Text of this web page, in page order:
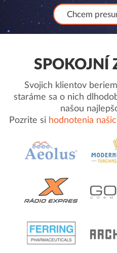
Chcem
SPOKOJNÍ
Svojich klientov
staráme sa o nich
našou
Pozrite si hodnotenia